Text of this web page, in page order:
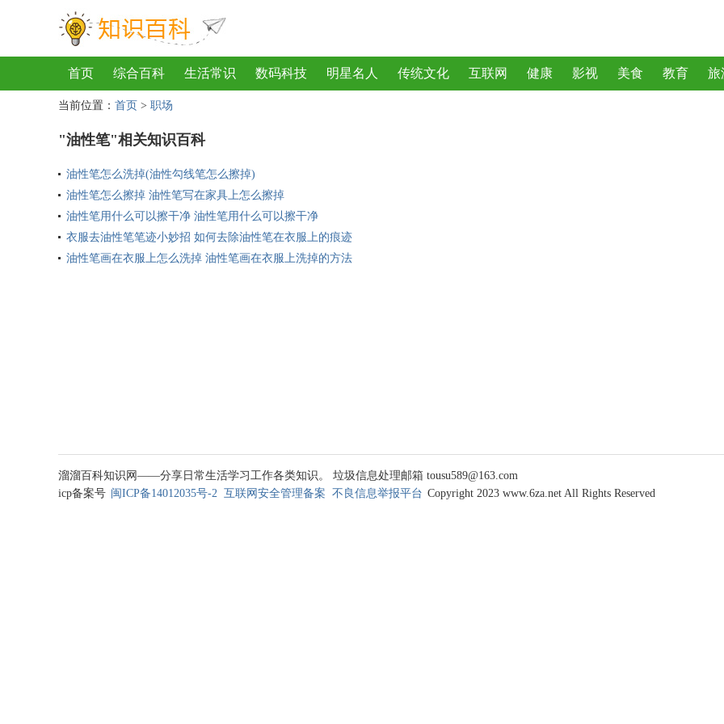
首页 综合百科 生活常识 数码科技 明星名人 传统文化 互联网 健康 影视 美食 教育 旅
地理 房产 金融
当前位置： 首页 > 职场
"油性笔"相关知识百科
油性笔怎么洗掉(油性勾线笔怎么擦掉)
油性笔怎么擦掉 油性笔写在家具上怎么擦掉
油性笔用什么可以擦干净 油性笔用什么可以擦干净
衣服去油性笔笔迹小妙招 如何去除油性笔在衣服上的痕迹
油性笔画在衣服上怎么洗掉 油性笔画在衣服上洗掉的方法
溜溜百科知识网——分享日常生活学习工作各类知识。 垃圾信息处理邮箱 tousu589@163.com
icp备案号 闽ICP备14012035号-2 互联网安全管理备案 不良信息举报平台 Copyright 2023 www.6za.net All Rights Reserved